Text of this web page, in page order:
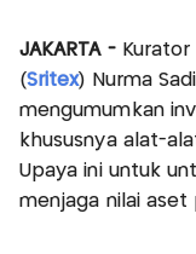
JAKARTA -
(Sritex) Nurma
mengumumkan
khususnya alat-
Upaya ini untuk
menjaga nilai aset